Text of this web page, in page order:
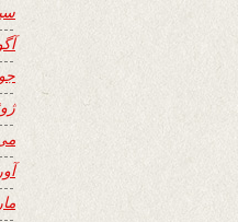
می